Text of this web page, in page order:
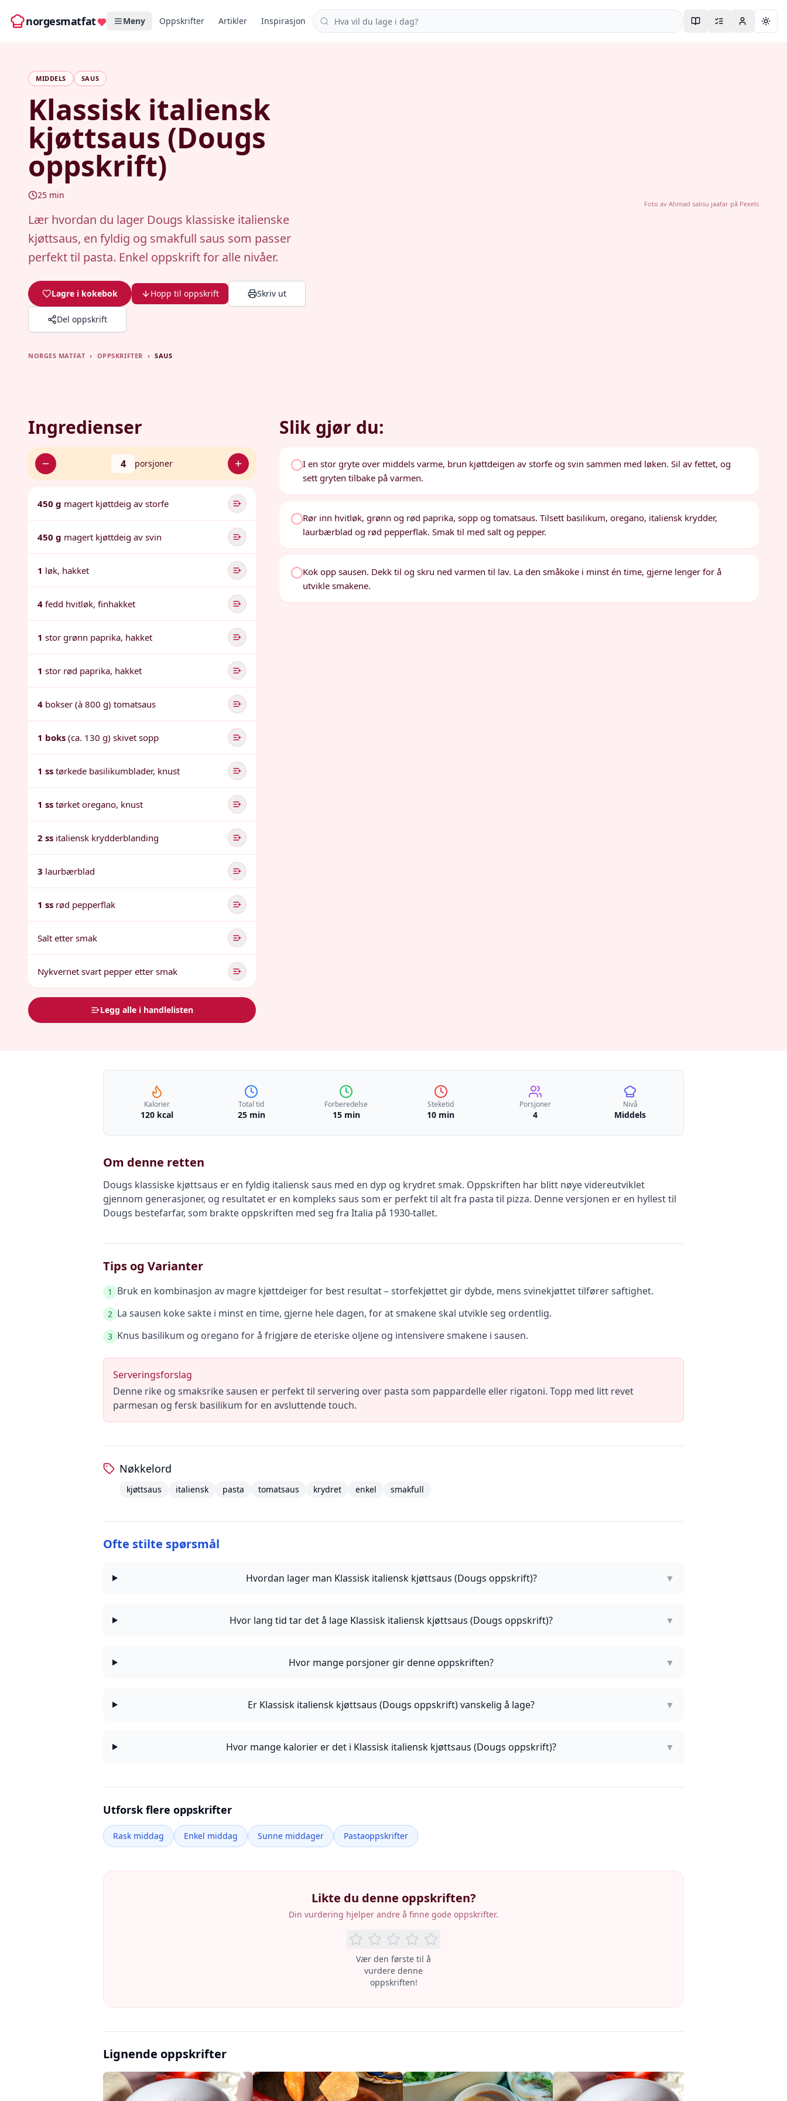
norgesmatfat Meny Oppskrifter Artikler Inspirasjon Søk i oppskrifter
MIDDELS SAUS
Klassisk italiensk
kjøttsaus (Dougs
oppskrift)
25 min
Lær hvordan du lager Dougs klassiske italienske
kjøttsaus, en fyldig og smakfull saus som passer
perfekt til pasta. Enkel oppskrift for alle nivåer.
Lagre i kokebok Hopp til oppskrift Skriv ut
Del oppskrift
Foto av Ahmad salisu jaafarpå Pexels
NORGES MATFAT › OPPSKRIFTER › SAUS
Ingredienser
4 porsjoner
450 g magert kjøttdeig av storfe
450 g magert kjøttdeig av svin
1 løk, hakket
4 fedd hvitløk, finhakket
1 stor grønn paprika, hakket
1 stor rød paprika, hakket
4 bokser (à 800 g) tomatsaus
1 boks (ca. 130 g) skivet sopp
1 ss tørkede basilikumblader, knust
1 ss tørket oregano, knust
2 ss italiensk krydderblanding
3 laurbærblad
1 ss rød pepperflak
Salt etter smak
Nykvernet svart pepper etter smak
Legg alle i handlelisten
Slik gjør du:
I en stor gryte over middels varme, brun kjøttdeigen av storfe og svin sammen med løken. Sil av fettet, og
sett gryten tilbake på varmen.
Rør inn hvitløk, grønn og rød paprika, sopp og tomatsaus. Tilsett basilikum, oregano, italiensk krydder,
laurbærblad og rød pepperflak. Smak til med salt og pepper.
Kok opp sausen. Dekk til og skru ned varmen til lav. La den småkoke i minst én time, gjerne lenger for å
utvikle smakene.
Kalorier
120 kcal
Total tid
25 min
Forberedelse
15 min
Steketid
10 min
Porsjoner
4
Nivå
Middels
Om denne retten
Dougs klassiske kjøttsaus er en fyldig italiensk saus med en dyp og krydret smak. Oppskriften har blitt nøye videreutviklet
gjennom generasjoner, og resultatet er en kompleks saus som er perfekt til alt fra pasta til pizza. Denne versjonen er en hyllest til
Dougs bestefarfar, som brakte oppskriften med seg fra Italia på 1930-tallet.
Tips og Varianter
1 Bruk en kombinasjon av magre kjøttdeiger for best resultat – storfekjøttet gir dybde, mens svinekjøttet tilfører saftighet.
2 La sausen koke sakte i minst en time, gjerne hele dagen, for at smakene skal utvikle seg ordentlig.
3 Knus basilikum og oregano for å frigjøre de eteriske oljene og intensivere smakene i sausen.
Serveringsforslag
Denne rike og smaksrike sausen er perfekt til servering over pasta som pappardelle eller rigatoni. Topp med litt revet
parmesan og fersk basilikum for en avsluttende touch.
Nøkkelord
kjøttsaus italiensk pasta tomatsaus krydret enkel smakfull
Ofte stilte spørsmål
Hvordan lager man Klassisk italiensk kjøttsaus (Dougs oppskrift)? ▼
Hvor lang tid tar det å lage Klassisk italiensk kjøttsaus (Dougs oppskrift)? ▼
Hvor mange porsjoner gir denne oppskriften? ▼
Er Klassisk italiensk kjøttsaus (Dougs oppskrift) vanskelig å lage? ▼
Hvor mange kalorier er det i Klassisk italiensk kjøttsaus (Dougs oppskrift)? ▼
Utforsk flere oppskrifter
Rask middag Enkel middag Sunne middager Pastaoppskrifter
Likte du denne oppskriften?
Din vurdering hjelper andre å finne gode oppskrifter.
Vær den første til å
vurdere denne
oppskriften!
Lignende oppskrifter